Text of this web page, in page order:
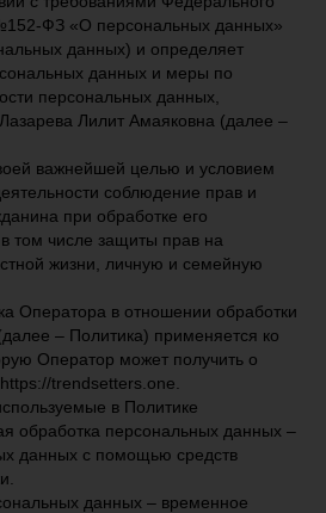
ФЗ «О персональных данных»
данных) и определяет
данных и меры по
персональных данных,
Лилит Амаяковна (далее –
важнейшей целью и условием
соблюдение прав и
при обработке его
том числе защиты прав на
жизни, личную и семейную
Оператора в отношении обработки
– Политика) применяется ко
Оператор может получить о
trendsetters.one.
в Политике
обработка персональных данных –
данных с помощью средств
данных – временное